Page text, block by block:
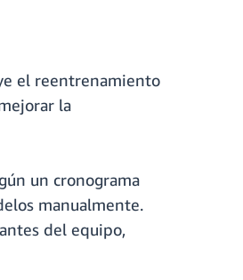
el reentrenamiento
la
un cronograma
manualmente.
del equipo,